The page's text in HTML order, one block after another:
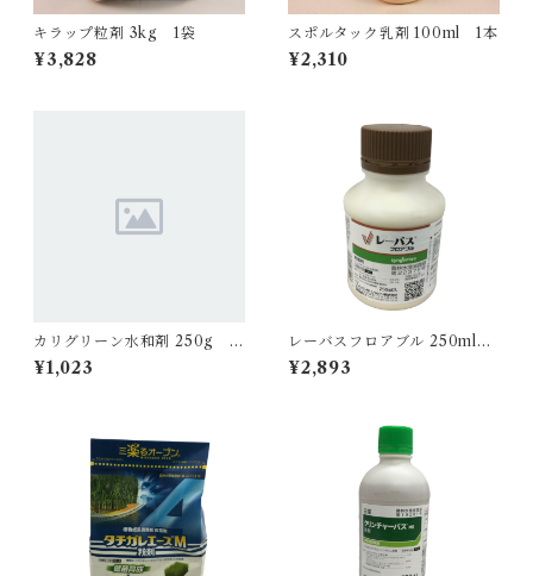
キラップ粒剤 3kg 1袋
¥3,828
スポルタック乳剤 100ml 1本
¥2,310
カリグリーン水和剤 250g 1
袋
¥1,023
レーバスフロアブル 250ml 1
本
¥2,893